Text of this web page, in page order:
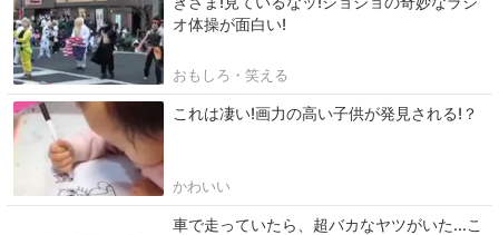
オ体操が面白い!
おもしろ・笑える
これは凄い!画力の高い子供が発見される!？
かわいい
車で走っていたら、超バカなヤツがいた...こ